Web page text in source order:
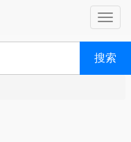
搜索